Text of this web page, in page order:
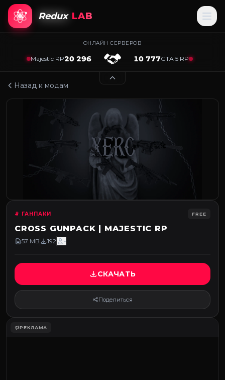
Redux LAB
ОНЛАЙН СЕРВЕРОВ
Majestic RP20 296 10 777GTA 5 RP
Назад к модам
# ГАНПАКИ FREE
CROSS GUNPACK | MAJESTIC RP
57 MB 192 -
СКАЧАТЬ
Поделиться
РЕКЛАМА